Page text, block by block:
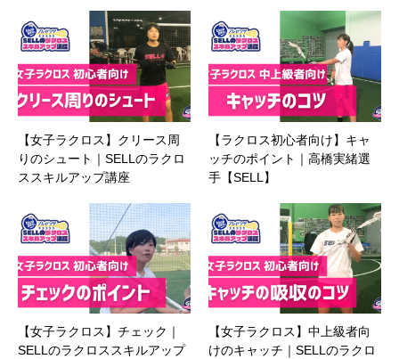
【女子ラクロス】クリース周
りのシュート｜SELLのラクロ
ススキルアップ講座
【ラクロス初心者向け】キャ
ッチのポイント｜高橋実緒選
手【SELL】
【女子ラクロス】チェック｜
SELLのラクロススキルアップ
【女子ラクロス】中上級者向
けのキャッチ｜SELLのラクロ